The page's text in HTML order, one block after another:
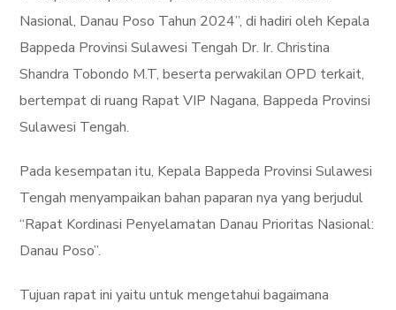
Nasional, Danau Poso Tahun 2024”, di hadiri oleh Kepala
Bappeda Provinsi Sulawesi Tengah Dr. Ir. Christina
Shandra Tobondo M.T, beserta perwakilan OPD terkait,
bertempat di ruang Rapat VIP Nagana, Bappeda Provinsi
Sulawesi Tengah.
Pada kesempatan itu, Kepala Bappeda Provinsi Sulawesi
Tengah menyampaikan bahan paparan nya yang berjudul
“Rapat Kordinasi Penyelamatan Danau Prioritas Nasional:
Danau Poso”.
Tujuan rapat ini yaitu untuk mengetahui bagaimana